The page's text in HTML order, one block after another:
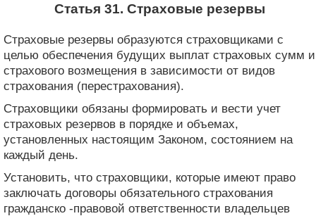
Статья 31. Страховые резервы
Страховые резервы образуются страховщиками с
целью обеспечения будущих выплат страховых сумм и
страхового возмещения в зависимости от видов
страхования (перестрахования).
Страховщики обязаны формировать и вести учет
страховых резервов в порядке и объемах,
установленных настоящим Законом, состоянием на
каждый день.
Установить, что страховщики, которые имеют право
заключать договоры обязательного страхования
гражданско -правовой ответственности владельцев